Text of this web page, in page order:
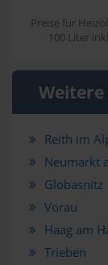
Preise für
100 Liter
Reith im
Neumarkt
Globasnitz
Vorau
Haag am
Trieben